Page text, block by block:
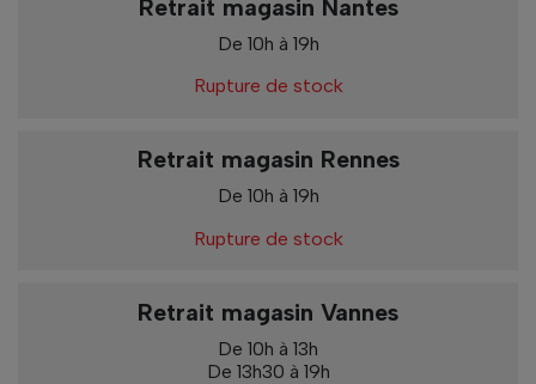
Retrait magasin Nantes
De 10h à 19h
Rupture de stock
Retrait magasin Rennes
De 10h à 19h
Rupture de stock
Retrait magasin Vannes
De 10h à 13h
De 13h30 à 19h